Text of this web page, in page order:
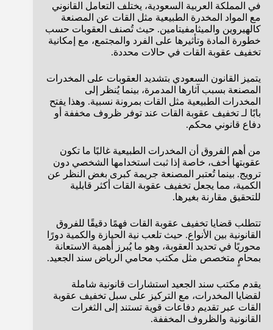
في المملكة العربية السعودية، يختلف التعامل القانوني
مع المواد المخدرة الطبيعية مثل القات عن المصنعة
كالهيروين والميثامفيتامين. حيث تُصنف العقوبات حسب
خطورة المادة وتأثيرها على الفرد والمجتمع، مع إمكانية
تخفيف عقوبة القات في حالات محددة.
يتميز القانون السعودي بتشديد العقوبات على المخدرات
المصنعة بسبب آثارها المدمرة، بينما يُنظر إلى
المخدرات الطبيعية مثل القات بمرونة نسبية. وهذا يفتح
بابًا لـ تخفيف عقوبة القات عند توفر ظروف مخففة أو
دفاع قانوني محكم.
من أهم الفروق أن المخدرات الطبيعية غالبًا ما تكون
عقوبتها أخف، خاصة إذا ثبت استخدامها الشخصي دون
ترويج. بينما تُعتبر المصنعة جريمة كبرى بغض النظر عن
الكمية، مما يجعل تخفيف عقوبة القات أكثر قابلية
للتحقيق مقارنة بغيرها.
تتطلب قضايا تخفيف عقوبة القات فهمًا دقيقًا للفروق
القانونية بين الأنواع. حيث تلعب نية الحيازة والكمية دورًا
محوريًا في تحديد العقوبة، وهو ما يُبرز أهمية الاستعانة
بمحامٍ متخصص مثل مكتب محامي الرياض سند الجعيد.
يقدم مكتب سند الجعيد استشارات قانونية شاملة
لقضايا المخدرات، مع التركيز على سبل تخفيف عقوبة
القات عبر تقديم دفاعات قوية تستند إلى الثغرات
القانونية والظروف المخففة.